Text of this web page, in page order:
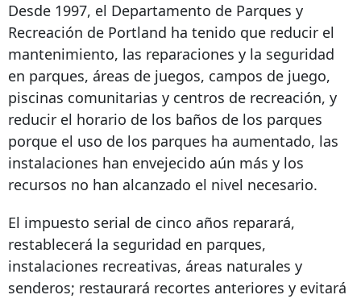
Desde 1997, el Departamento de Parques y
Recreación de Portland ha tenido que reducir el
mantenimiento, las reparaciones y la seguridad
en parques, áreas de juegos, campos de juego,
piscinas comunitarias y centros de recreación, y
reducir el horario de los baños de los parques
porque el uso de los parques ha aumentado, las
instalaciones han envejecido aún más y los
recursos no han alcanzado el nivel necesario.
El impuesto serial de cinco años reparará,
restablecerá la seguridad en parques,
instalaciones recreativas, áreas naturales y
senderos; restaurará recortes anteriores y evitará